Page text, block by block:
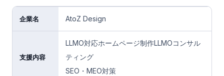
企業名 AtoZ Design
支援内容
LLMO対応ホームページ制作LLMOコンサル
ティング
SEO・MEO対策